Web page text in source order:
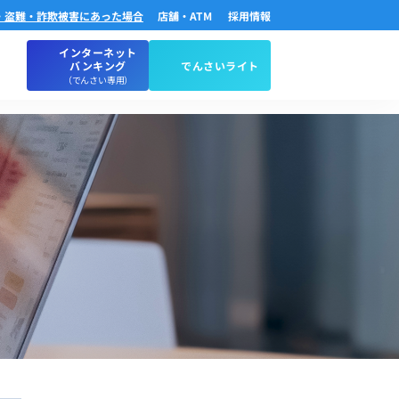
盗難・詐欺被害にあった場合 店舗・ATM 採用情報
インターネット
バンキング
（でんさい専用）
でんさいライト